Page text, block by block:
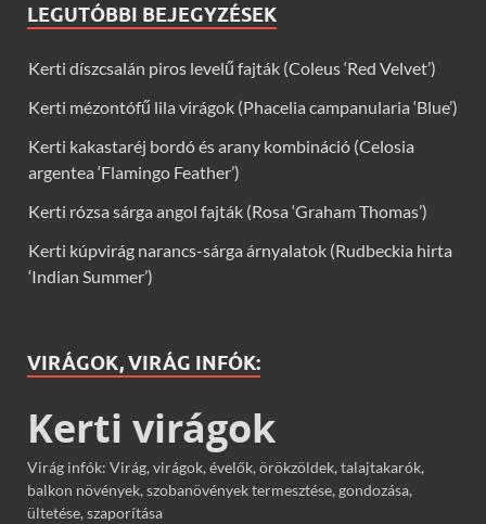
LEGUTÓBBI BEJEGYZÉSEK
Kerti díszcsalán piros levelű fajták (Coleus ‘Red Velvet’)
Kerti mézontófű lila virágok (Phacelia campanularia ‘Blue’)
Kerti kakastaréj bordó és arany kombináció (Celosia
argentea ‘Flamingo Feather’)
Kerti rózsa sárga angol fajták (Rosa ‘Graham Thomas’)
Kerti kúpvirág narancs-sárga árnyalatok (Rudbeckia hirta
‘Indian Summer’)
VIRÁGOK, VIRÁG INFÓK:
Kerti virágok
Virág infók: Virág, virágok, évelők, örökzöldek, talajtakarók,
balkon növények, szobanövények termesztése, gondozása,
ültetése, szaporítása